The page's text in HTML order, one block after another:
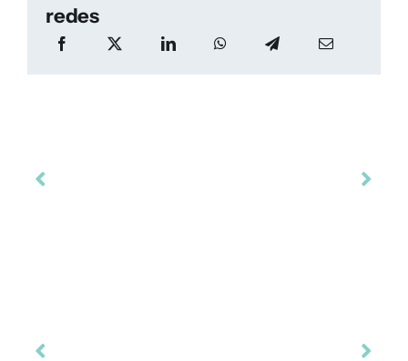
redes